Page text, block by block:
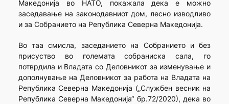
Македонија во НАТО, покажала дека е можно
заседавање на законодавниот дом, лесно изводливо
и за Собранието на Република Северна Македонија.
Во таа смисла, заседанието на Собранието и без
присуство во големата собраниска сала, го
потврдила и Владата со Деловникот за изменување и
дополнување на Деловникот за работа на Владата на
Република Северна Македонија („Службен весник на
Република Северна Македонија“ бр.72/2020), дека во